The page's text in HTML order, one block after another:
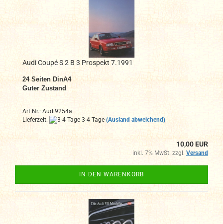
Audi Coupé S 2 B 3 Prospekt 7.1991
24Seiten DinA4
Guter Zustand
Art.Nr.: Audi9254a
Lieferzeit:
3-4 Tage (Ausland abweichend)
10,00 EUR
inkl. 7% MwSt. zzgl. Versand
IN DEN WARENKORB